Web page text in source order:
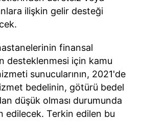
ilişkin gelir desteği
finansal
desteklenmesi için kamu
sunucularının, 2021'de
bedelinin, götürü bedel
düşük olması durumunda
edilecek. Terkin edilen bu